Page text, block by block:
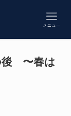
メニュー
後 〜春は